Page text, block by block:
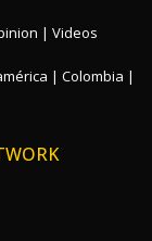
| Videos
| Colombia |